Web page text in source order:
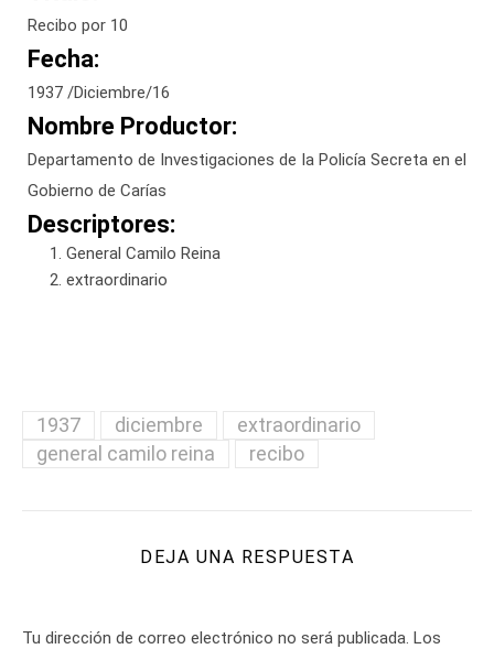
Recibo por 10
Fecha:
1937 /Diciembre/16
Nombre Productor:
Departamento de Investigaciones de la Policía Secreta en el
Gobierno de Carías
Descriptores:
General Camilo Reina
extraordinario
1937 diciembre
extraordinario
general camilo reina
recibo
DEJA UNA RESPUESTA
Tu dirección de correo electrónico no será publicada. Los